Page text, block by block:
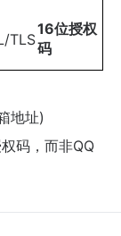
TLS
16位授权
码
地址)
码，而非QQ